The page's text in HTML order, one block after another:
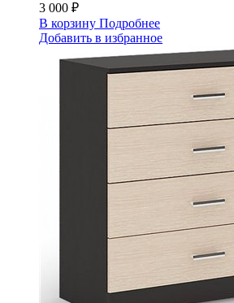
3 000 ₽
В корзину Подробнее
Добавить в избранное